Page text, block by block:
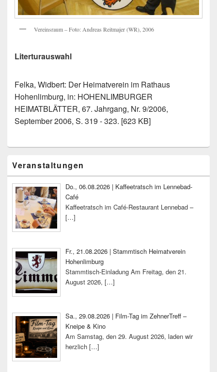
Vereinsraum – Foto: Andreas Reitmajer (WR), 2006
Literturauswahl
Felka, Widbert: Der Heimatverein im Rathaus
Hohenlimburg, in: HOHENLIMBURGER
HEIMATBLÄTTER, 67. Jahrgang, Nr. 9/2006,
September 2006, S. 319 - 323. [623 KB]
Seitenleisten-
Widgetbereich
Veranstaltungen
Do., 06.08.2026 | Kaffeetratsch im Lennebad-
Café
Kaffeetratsch im Café-Restaurant Lennebad –
[…]
Fr., 21.08.2026 | Stammtisch Heimatverein
Hohenlimburg
Stammtisch-Einladung Am Freitag, den 21.
August 2026, […]
Sa., 29.08.2026 | Film-Tag im ZehnerTreff –
Kneipe & Kino
Am Samstag, den 29. August 2026, laden wir
herzlich […]